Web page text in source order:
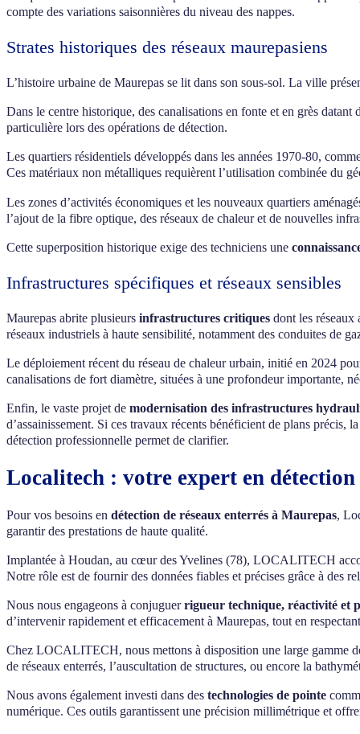
compte des variations saisonnières du niveau des nappes.
Strates historiques des réseaux maurepasiens
L’histoire urbaine de Maurepas se lit dans son sous-sol. La ville
Dans le centre historique, des canalisations en fonte et en grès
particulière lors des opérations de détection.
Les quartiers résidentiels développés dans les années 1970-80,
Ces matériaux non métalliques requièrent l’utilisation combinée du
Les zones d’activités économiques et les nouveaux quartiers
l’ajout de la fibre optique, des réseaux de chaleur et de nouvelles
Cette superposition historique exige des techniciens une
Infrastructures spécifiques et réseaux sensibles
Maurepas abrite plusieurs infrastructures critiques dont les réseaux
réseaux industriels à haute sensibilité, notamment des conduites de
Le déploiement récent du réseau de chaleur urbain, initié en 2024
canalisations de fort diamètre, situées à une profondeur importante,
Enfin, le vaste projet de modernisation des infrastructures
d’assainissement. Si ces travaux récents bénéficient de plans précis,
détection professionnelle permet de clarifier.
Localitech : votre expert en
Pour vos besoins en détection de réseaux enterrés à Maurepas,
garantir des prestations de haute qualité.
Implantée à Houdan, au cœur des Yvelines (78), LOCALITECH
Notre rôle est de fournir des données fiables et précises grâce à des
Nous nous engageons à conjuguerrigueur technique, réactivité et
d’intervenir rapidement et efficacement à Maurepas, tout en
Chez LOCALITECH, nous mettons à disposition une large gamme
de réseaux enterrés, l’auscultation de structures, ou encore la
Nous avons également investi dans des technologies de pointe
numérique. Ces outils garantissent une précision millimétrique et